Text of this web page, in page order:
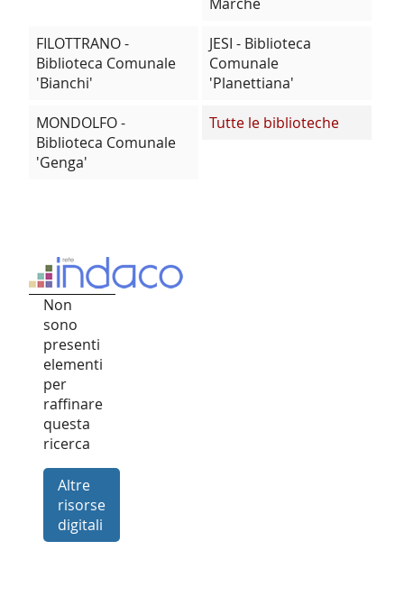
FILOTTRANO -
Biblioteca Comunale
'Bianchi'
JESI - Biblioteca
Comunale
'Planettiana'
MONDOLFO -
Biblioteca Comunale
'Genga'
Tutte le biblioteche
Non
sono
presenti
elementi
per
raffinare
questa
ricerca
Altre
risorse
digitali